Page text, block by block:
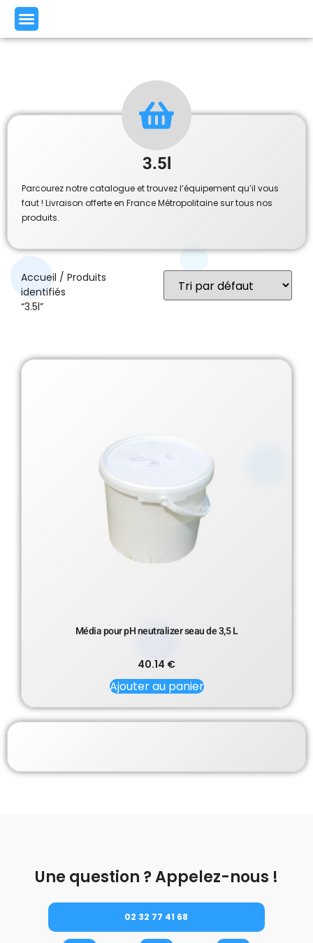
3.5l
Parcourez notre catalogue et trouvez l’équipement qu’il vous
faut ! Livraison offerte en France Métropolitaine sur tous nos
produits.
Accueil / Produits
identifiés
“3.5l”
Média pour pH neutralizer seau de 3,5 L
40.14 €
Ajouter au panier
Une question ? Appelez-nous !
02 32 77 41 68